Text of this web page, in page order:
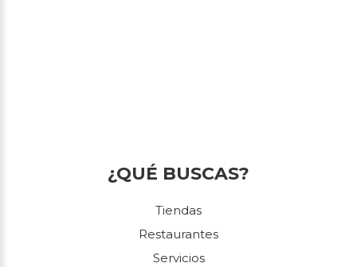
¿QUÉ BUSCAS?
Tiendas
Restaurantes
Servicios